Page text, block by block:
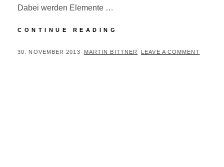
Dabei werden Elemente …
CONTINUE READING
NOVEMBER
POSTED
30. NOVEMBER 2013 BY
MARTIN BITTNER LEAVE A COMMENT